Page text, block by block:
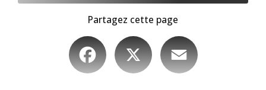
Partagez cette page
Facebook